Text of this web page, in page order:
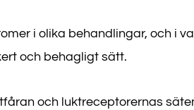
i olika behandlingar, och i
och behagligt sätt.
och luktreceptorernas